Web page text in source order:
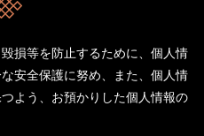
損等を防止するために、個人情
安全保護に努め、また、個人情
よう、お預かりした個人情報の